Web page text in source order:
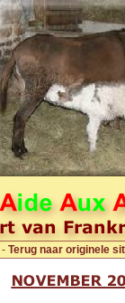
- Terug naar originele